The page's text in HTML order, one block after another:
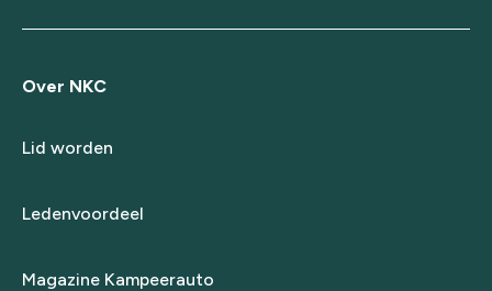
Over NKC
Lid worden
Ledenvoordeel
Magazine Kampeerauto